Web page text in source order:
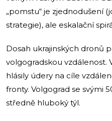
„pomstu“ je zjednodušení
strategie), ale eskalační
Dosah ukrajinských dronů
volgogradskou vzdálenost.
hlásily údery na cíle
fronty. Volgograd se svými
středně hluboký týl.